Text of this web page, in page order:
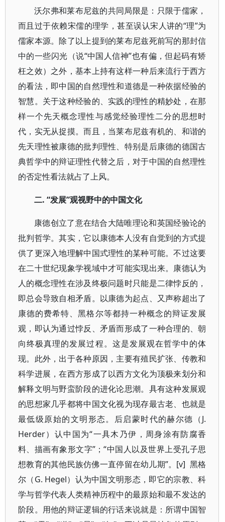
沃尔弗和莱布尼兹的共同局限是：只限于儒家，
而且过于依赖宋儒的理学，甚至误认宋人讲的“理”为
儒家本源。除了以上提到的莱布尼兹死前写的那封信
中的一些闪光（说“中国人信神”也有偏，但起码有矫
枉之效）之外，基本上持有这样一种后来流行于西方
的看法，即中国的自然理性和道德是一种依据经验的
智慧。关于这种经验的、实践的理性的精妙处，在那
样一个先天概念理性与感觉经验理性二分的思想时
代，实无从捉摸。而且，当莱布尼兹有机的、和谐的
先天理性被康德的批判理性、特别是后康德的德国古
典哲学中的辩证理性代替之后，对于中国的自然理性
的否定性看法就占了上风。
二. “发展”观视野中的中国文化
康德创立了意在结合大陆唯理论和英国经验论的
批判哲学。其实，它以康德本人没有自觉到的方式提
供了更深入地理解中国式理性的某种可能。不过这要
在二十世纪现象学视域中才可能实现出来。康德认为
人的概念理性在涉及终极问题时只能是二律悖反的，
即总会导致自相矛盾。以康德为起点、又声称超出了
康德的费希特、黑格尔等都持一种概念的辩证发展
观，即认为通过悖反、矛盾而形成了一种合理的、朝
向终极真理的发展过程。这是发展观在哲学中的体
现。此外，出于各种原因，主要有殖民扩张、传教和
科学进展，在西方形成了以西方文化为顶极来划分和
解释文明与野蛮阶段的进化论思潮。具有这种发展观
的思想家几乎都将中国文化视为现存最古老、也就是
最低级原始的文明形态。后启蒙时代的赫尔德（J.
Herder）认中国为“一具木乃伊，周身涂有防腐香
料、描画有象形文字”；“中国人以及世界上受孔子思
想教育的其他民族仿佛一直停留在幼儿期”。[v] 黑格
尔（G. Hegel）认为中国文明形态，即它的宗教、科
学与哲学代表人类精神历程中的最原始和最不发达的
阶段。用他的辩证逻辑的行话来说就是：所谓中国智